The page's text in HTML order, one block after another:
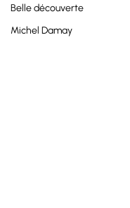
Belle découverte
Michel Damay